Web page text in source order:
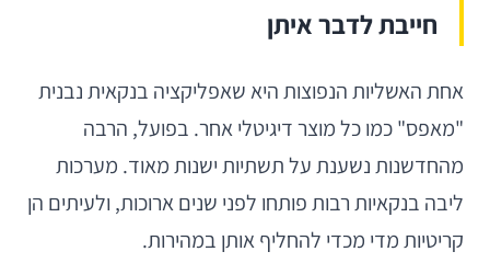
חייבת לדבר איתן
אחת האשליות הנפוצות היא שאפליקציה בנקאית נבנית
"מאפס" כמו כל מוצר דיגיטלי אחר. בפועל, הרבה
מהחדשנות נשענת על תשתיות ישנות מאוד. מערכות
ליבה בנקאיות רבות פותחו לפני שנים ארוכות, ולעיתים הן
קריטיות מדי מכדי להחליף אותן במהירות.